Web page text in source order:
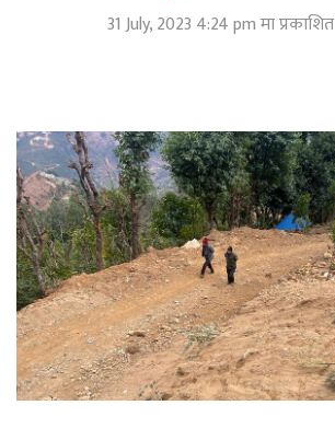
31 July, 2023 4:24 pm मा प्रकाशित